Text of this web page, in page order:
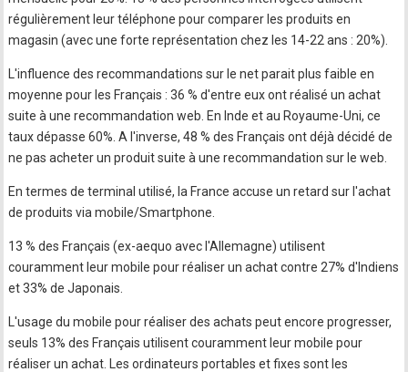
régulièrement leur téléphone pour comparer les produits en
magasin (avec une forte représentation chez les 14-22 ans : 20%).
L'influence des recommandations sur le net parait plus faible en
moyenne pour les Français : 36 % d'entre eux ont réalisé un achat
suite à une recommandation web. En Inde et au Royaume-Uni, ce
taux dépasse 60%. A l'inverse, 48 % des Français ont déjà décidé de
ne pas acheter un produit suite à une recommandation sur le web.
En termes de terminal utilisé, la France accuse un retard sur l'achat
de produits via mobile/Smartphone.
13 % des Français (ex-aequo avec l'Allemagne) utilisent
couramment leur mobile pour réaliser un achat contre 27% d'Indiens
et 33% de Japonais.
L'usage du mobile pour réaliser des achats peut encore progresser,
seuls 13% des Français utilisent couramment leur mobile pour
réaliser un achat. Les ordinateurs portables et fixes sont les